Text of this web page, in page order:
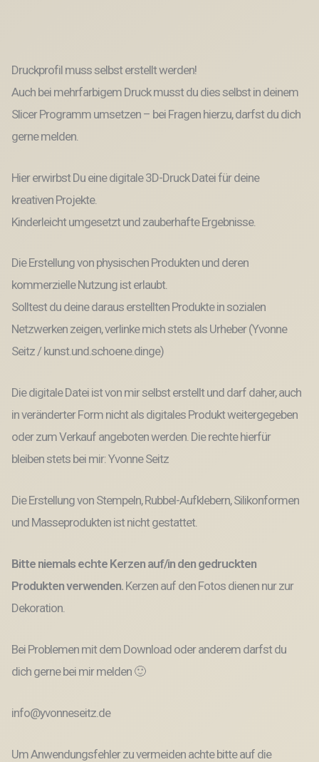
Druckprofil muss selbst erstellt werden!
Auch bei mehrfarbigem Druck musst du dies selbst in deinem
Slicer Programm umsetzen – bei Fragen hierzu, darfst du dich
gerne melden.
Hier erwirbst Du eine digitale 3D-Druck Datei für deine
kreativen Projekte.
Kinderleicht umgesetzt und zauberhafte Ergebnisse.
Die Erstellung von physischen Produkten und deren
kommerzielle Nutzung ist erlaubt.
Solltest du deine daraus erstellten Produkte in sozialen
Netzwerken zeigen, verlinke mich stets als Urheber (Yvonne
Seitz / kunst.und.schoene.dinge)
Die digitale Datei ist von mir selbst erstellt und darf daher, auch
in veränderter Form nicht als digitales Produkt weitergegeben
oder zum Verkauf angeboten werden. Die rechte hierfür
bleiben stets bei mir: Yvonne Seitz
Die Erstellung von Stempeln, Rubbel-Aufklebern, Silikonformen
und Masseprodukten ist nicht gestattet.
Bitte niemals echte Kerzen auf/in den gedruckten
Produkten verwenden. Kerzen auf den Fotos dienen nur zur
Dekoration.
Bei Problemen mit dem Download oder anderem darfst du
dich gerne bei mir melden 🙂
info@yvonneseitz.de
Um Anwendungsfehler zu vermeiden achte bitte auf die